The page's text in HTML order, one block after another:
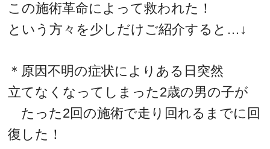
この施術革命によって救われた！
という方々を少しだけご紹介すると…↓
＊原因不明の症状によりある日突然
立てなくなってしまった2歳の男の子が
たった2回の施術で走り回れるまでに回
復した！